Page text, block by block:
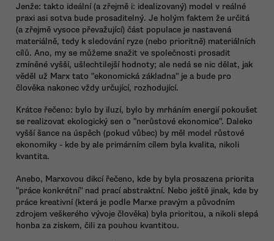
Jenže: takto ideální (a zřejmě i: idealizovaný) model v reálné
praxi asi sotva bude prosaditelný. Je holým faktem že určitá
(a zřejmě vysoce převažující) část populace je nastavená
materiálně, tedy k sledování ryze (nebo prioritně) materiálních
cílů. Ano, my se můžeme snažit ve společnosti prosadit
zmíněné vyšší, ušlechtilejší hodnoty; ale nedá se nic dělat, jak
věděl už Marx tato "ekonomická základna" je a bude pro
člověka nakonec vždy určující, rozhodující.
Krátce řečeno: bylo by iluzí, bylo by mrháním energií pokoušet
se realizovat ekologický sen o "nerůstové ekonomice". Daleko
vyšší šance na úspěch (pokud vůbec) by měl model růstové
ekonomiky - kde by ale primárním cílem byla kvalita, nikoli
kvantita.
Anebo, Marxovou dikcí řečeno, kde by byla prosazena priorita
"práce konkrétní" nad prací abstraktní. Nebo ještě jinak, kde by
práce kreativní (která je podle Marxe pravým a původním
zdrojem veškerého vývoje člověka) byla prioritou, a nikoli slepá
honba za ziskem, čili za pouhou kvantitou.